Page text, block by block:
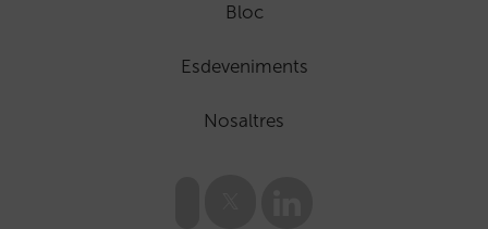
Bloc
Esdeveniments
Nosaltres